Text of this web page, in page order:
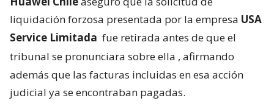
liquidación forzosa presentada por la empresa USA
Service Limitada fue retirada antes de que el
tribunal se pronunciara sobre ella , afirmando
además que las facturas incluidas en esa acción
judicial ya se encontraban pagadas.